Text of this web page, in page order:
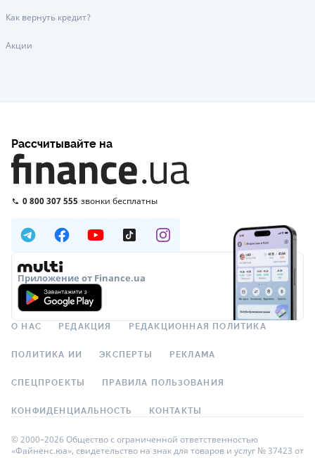
Как вернуть кредит?
Акции
Рассчитывайте на
0 800 307 555 звонки бесплатны
Приложение от Finance.ua
О НАС РЕДАКЦИЯ РЕДАКЦИОННАЯ ПОЛИТИКА
ПОЛИТИКА ИИ ЭКСПЕРТЫ РЕКЛАМА
СПЕЦПРОЕКТЫ ПРАВИЛА ПОЛЬЗОВАНИЯ
КОНФИДЕНЦИАЛЬНОСТЬ КОНТАКТЫ
© 2000–2026 Общество с ограниченной ответственностью
«Файненс.юа», свидетельство на знак для товаров и услуг № 37423 от